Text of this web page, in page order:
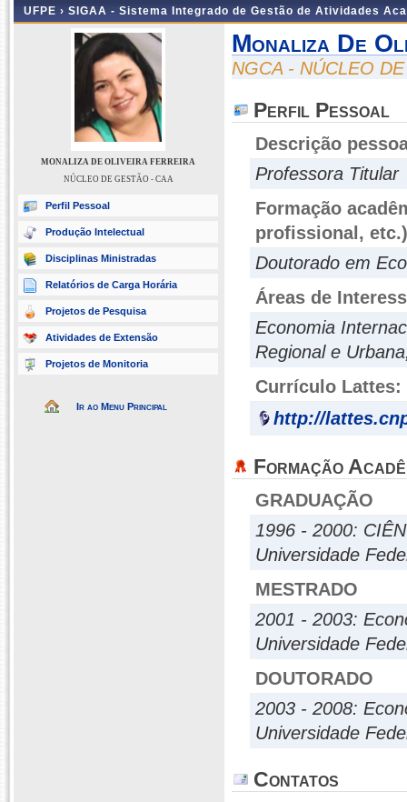
UFPE › SIGAA - Sistema Integrado de Gestão de Atividades
MONALIZA DE OLIVEIRA FERREIRA
NÚCLEO DE GESTÃO - CAA
Perfil Pessoal
Produção Intelectual
Disciplinas Ministradas
Relatórios de Carga Horária
Projetos de Pesquisa
Atividades de Extensão
Projetos de Monitoria
Ir ao Menu Principal
Monaliza De
NGCA - NÚCLEO
Perfil Pessoal
Descrição
Professora Titular
Formação
profissional, etc.)
Doutorado em
Áreas de
Economia
Regional e
Currículo Lattes:
http://
Formação
GRADUAÇÃO
1996 - 2000:
Universidade
MESTRADO
2001 - 2003:
Universidade
DOUTORADO
2003 - 2008:
Universidade
Contatos